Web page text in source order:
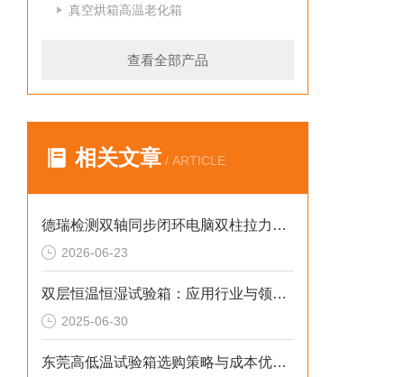
真空烘箱高温老化箱
查看全部产品
相关文章 / ARTICLE
德瑞检测双轴同步闭环电脑双柱拉力机厂家：解决同轴偏差2026选型标准
2026-06-23
双层恒温恒湿试验箱：应用行业与领域的探索
2025-06-30
东莞高低温试验箱选购策略与成本优化解决方案